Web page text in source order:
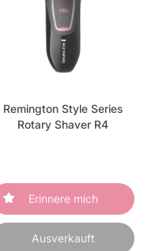
Remington Style Series
Rotary Shaver R4
Erinnere mich
Ausverkauft